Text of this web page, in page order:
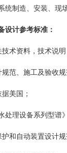
统制造、安装、现
设计参考标准：
术资料，技术说明
范、施工及验收规
美国；
处理设备系列型谱
和自动装置设计